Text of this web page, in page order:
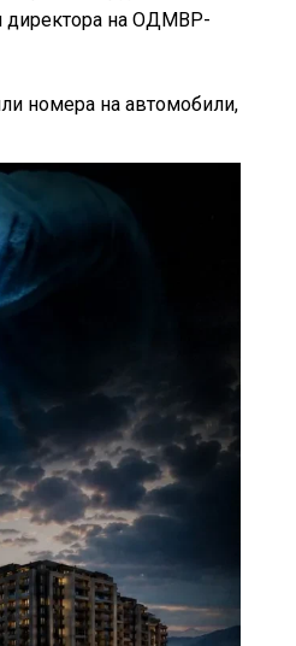
директора на ОДМВР-
номера на автомобили,